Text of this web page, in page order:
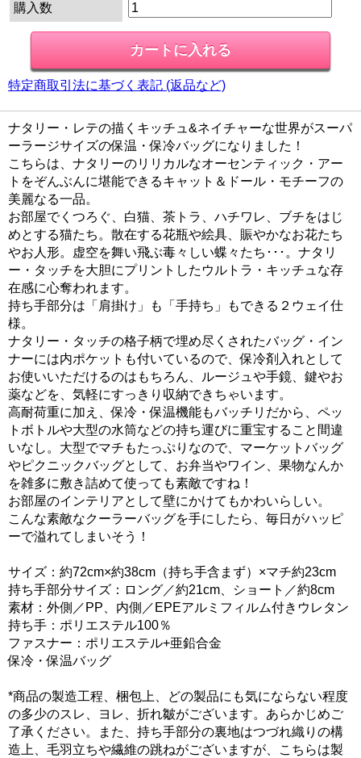
購入数
特定商取引法に基づく表記 (返品など)
ナタリー・レテの描くキッチュ&ネイチャーな世界がスーパ
ーラージサイズの保温・保冷バッグになりました！
こちらは、ナタリーのリリカルなオーセンティック・アー
トをぞんぶんに堪能できるキャット＆ドール・モチーフの
美麗なる一品。
お部屋でくつろぐ、白猫、茶トラ、ハチワレ、ブチをはじ
めとする猫たち。散在する花瓶や絵具、賑やかなお花たち
やお人形。虚空を舞い飛ぶ毒々しい蝶々たち･･･。ナタリ
ー・タッチを大胆にプリントしたウルトラ・キッチュな存
在感に心奪われます。
持ち手部分は「肩掛け」も「手持ち」もできる２ウェイ仕
様。
ナタリー・タッチの格子柄で埋め尽くされたバッグ・イン
ナーには内ポケットも付いているので、保冷剤入れとして
お使いいただけるのはもちろん、ルージュや手鏡、鍵やお
薬などを、気軽にすっきり収納できちゃいます。
高耐荷重に加え、保冷・保温機能もバッチリだから、ペッ
トボトルや大型の水筒などの持ち運びに重宝すること間違
いなし。大型でマチもたっぷりなので、マーケットバッグ
やピクニックバッグとして、お弁当やワイン、果物なんか
を雑多に敷き詰めて使っても素敵ですね！
お部屋のインテリアとして壁にかけてもかわいらしい。
こんな素敵なクーラーバッグを手にしたら、毎日がハッピ
ーで溢れてしまいそう！
サイズ：約72cm×約38cm（持ち手含まず）×マチ約23cm
持ち手部分サイズ：ロング／約21cm、ショート／約8cm
素材：外側／PP、内側／EPEアルミフィルム付きウレタン
持ち手：ポリエステル100％
ファスナー：ポリエステル+亜鉛合金
保冷・保温バッグ
*商品の製造工程、梱包上、どの製品にも気にならない程度
の多少のスレ、ヨレ、折れ皺がございます。あらかじめご
了承ください。また、持ち手部分の裏地はつづれ織りの構
造上、毛羽立ちや繊維の跳ねがございますが、こちらは製